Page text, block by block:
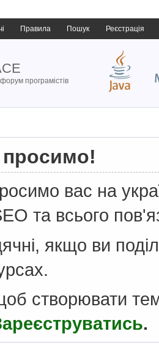
Правила Пошук Реєстрація
програмістів
вас на
та всього
якщо ви
створювати
.